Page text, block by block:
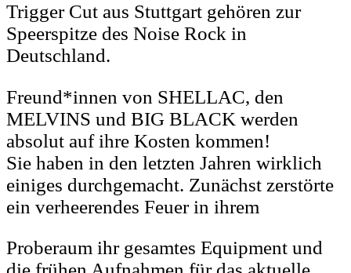
Trigger Cut aus Stuttgart gehören zur
Speerspitze des Noise Rock in
Deutschland.
Freund*innen von SHELLAC, den
MELVINS und BIG BLACK werden
absolut auf ihre Kosten kommen!
Sie haben in den letzten Jahren wirklich
einiges durchgemacht. Zunächst zerstörte
ein verheerendes Feuer in ihrem
Proberaum ihr gesamtes Equipment und